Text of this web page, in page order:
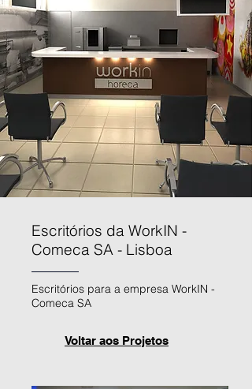
Escritórios da WorkIN -
Comeca SA - Lisboa
Escritórios para a empresa WorkIN -
Comeca SA
Voltar aos Projetos